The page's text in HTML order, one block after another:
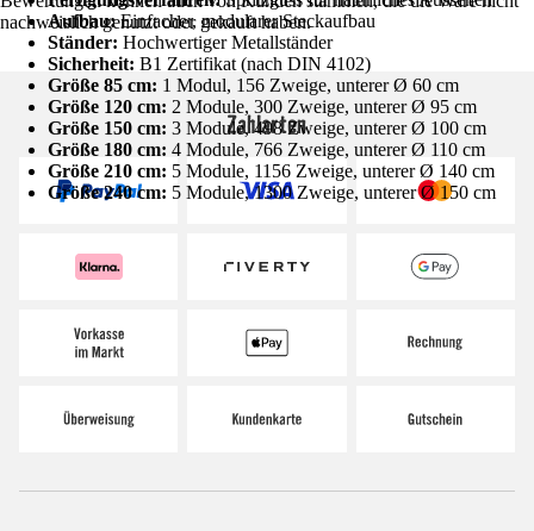
Aufbau:Einfacher, modularer Steckaufbau
Ständer: Hochwertiger Metallständer
Sicherheit: B1 Zertifikat (nach DIN 4102)
Größe 85 cm: 1 Modul, 156 Zweige, unterer Ø 60 cm
Größe 120 cm: 2 Module, 300 Zweige, unterer Ø 95 cm
Größe 150 cm: 3 Module, 498 Zweige, unterer Ø 100 cm
Größe 180 cm: 4 Module, 766 Zweige, unterer Ø 110 cm
Größe 210 cm: 5 Module, 1156 Zweige, unterer Ø 140 cm
Größe 240 cm: 5 Module, 1300 Zweige, unterer Ø 150 cm
nachweislich genutzt oder gekauft haben.
Zahlarten